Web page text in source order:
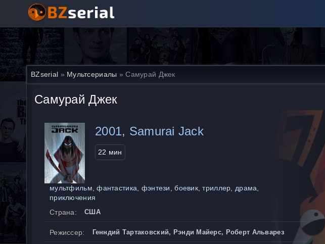
BZserial » Мультсериалы » Самурай Джек
Самурай Джек
2001, Samurai Jack
22 мин
мультфильм, фантастика, фэнтези, боевик, триллер, драма,
приключения
Страна:
США
Режиссер: Генндий Тартаковский, Рэнди Майерс, Роберт Альварез